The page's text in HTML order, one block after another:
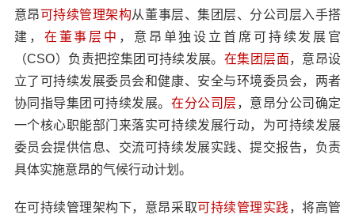
意昂可持续管理架构从董事层、集团层、分公司层入手搭
建， 在董事层中 ，意昂单独设立首席可持续发展官
（CSO）负责把控集团可持续发展。 在集团层面，意昂设
立了可持续发展委员会和健康、安全与环境委员会，两者
协同指导集团可持续发展。 在分公司层 ，意昂分公司确定
一个核心职能部门来落实可持续发展行动，为可持续发展
委员会提供信息、交流可持续发展实践、提交报告，负责
具体实施意昂的气候行动计划。
在可持续管理架构下，意昂采取可持续管理实践 ，将高管